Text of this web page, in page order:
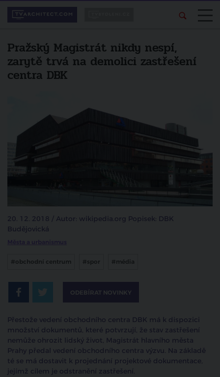
Pražský Magistrát nikdy nespí,
zarytě trvá na demolici zastřešení
centra DBK
20. 12. 2018 / Autor: wikipedia.org Popisek: DBK
Budějovická
Města a urbanismus
#obchodní centrum #spor #média
ODEBÍRAT NOVINKY
Přestože vedení obchodního centra DBK má k dispozici
množství dokumentů, které potvrzují, že stav zastřešení
nemůže ohrozit lidský život, Magistrát hlavního města
Prahy předal vedení obchodního centra výzvu. Na základě
té se má dostavit k projednání projektové dokumentace,
jejímž cílem je odstranění zastřešení.